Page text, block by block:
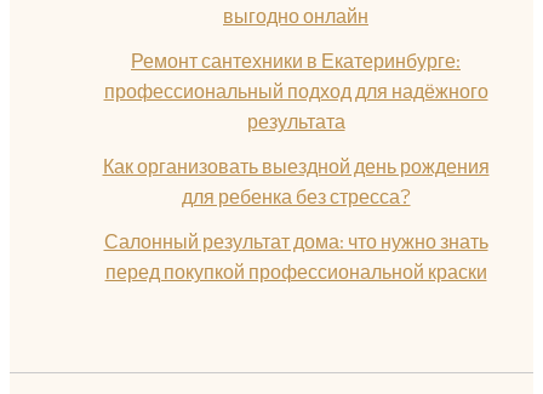
выгодно онлайн
Ремонт сантехники в Екатеринбурге:
профессиональный подход для надёжного
результата
Как организовать выездной день рождения
для ребенка без стресса?
Салонный результат дома: что нужно знать
перед покупкой профессиональной краски